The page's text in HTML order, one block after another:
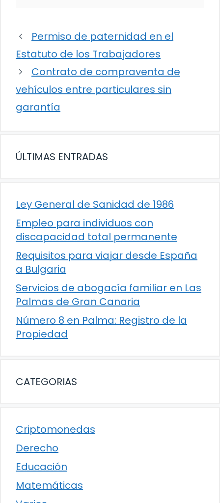
Permiso de paternidad en el
Estatuto de los Trabajadores
Contrato de compraventa de
vehículos entre particulares sin
garantía
ÚLTIMAS ENTRADAS
Ley General de Sanidad de 1986
Empleo para individuos con
discapacidad total permanente
Requisitos para viajar desde España
a Bulgaria
Servicios de abogacía familiar en Las
Palmas de Gran Canaria
Número 8 en Palma: Registro de la
Propiedad
CATEGORIAS
Criptomonedas
Derecho
Educación
Matemáticas